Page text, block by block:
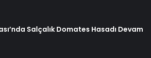
Salçalık Domates Hasadı Devam